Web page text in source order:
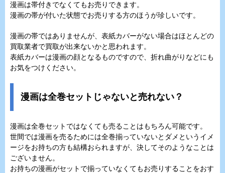
漫画は帯付きでなくてもお売りできます。
漫画の帯が付いた状態でお売りする方のほうが珍しいです。
漫画の帯ではありませんが、表紙カバーがない場合はほとんどの
買取業者で買取が出来ないかと思われます。
表紙カバーは漫画の顔となるものですので、折れ曲がりなどにも
お気をつけください。
漫画は全巻セットじゃないと売れない？
漫画は全巻セットではなくても売ることはもちろん可能です。
世間では漫画を売るためには全巻揃っていないとダメというイメ
ージをお持ちの方も結構おられますが、決してそのようなことは
ございません。
お持ちの漫画がセットで揃っていなくてもお売りすることをおす